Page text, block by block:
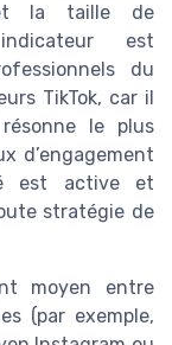
et la taille de
est
du
TikTok, car il
le plus
d’engagement
est active et
stratégie de
moyen entre
(par exemple,